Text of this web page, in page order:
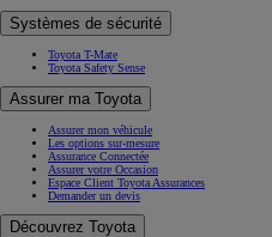
Systèmes de sécurité
Toyota T-Mate
Toyota Safety Sense
Assurer ma Toyota
Assurer mon véhicule
Les options sur-mesure
Assurance Connectée
Assurer votre Occasion
Espace Client Toyota Assurances
Demander un devis
Découvrez Toyota